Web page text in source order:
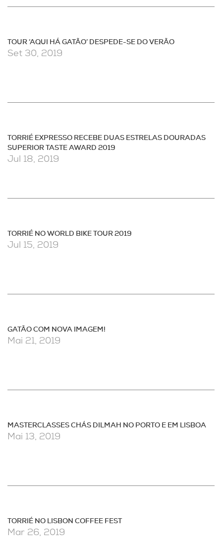
TOUR ‘AQUI HÁ GATÃO’ DESPEDE-SE DO VERÃO
Set 30, 2019
TORRIÉ EXPRESSO RECEBE DUAS ESTRELAS DOURADAS
SUPERIOR TASTE AWARD 2019
Jul 18, 2019
TORRIÉ NO WORLD BIKE TOUR 2019
Jul 15, 2019
GATÃO COM NOVA IMAGEM!
Mai 21, 2019
MASTERCLASSES CHÁS DILMAH NO PORTO E EM LISBOA
Mai 13, 2019
TORRIÉ NO LISBON COFFEE FEST
Mar 26, 2019